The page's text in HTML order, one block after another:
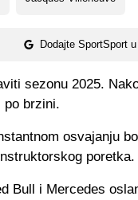
Dodajte SportSport
sezonu 2025.
po brzini.
osvajanju
poretka.
Bull i Mercedes